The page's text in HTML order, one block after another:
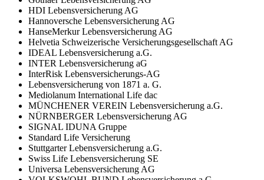
HDI Lebensversicherung AG
Hannoversche Lebensversicherung AG
HanseMerkur Lebensversicherung AG
Helvetia Schweizerische Versicherungsgesellschaft AG
IDEAL Lebensversicherung a.G.
INTER Lebensversicherung aG
InterRisk Lebensversicherungs-AG
Lebensversicherung von 1871 a. G.
Mediolanum International Life dac
MÜNCHENER VEREIN Lebensversicherung a.G.
NÜRNBERGER Lebensversicherung AG
SIGNAL IDUNA Gruppe
Standard Life Versicherung
Stuttgarter Lebensversicherung a.G.
Swiss Life Lebensversicherung SE
Universa Lebensversicherung AG